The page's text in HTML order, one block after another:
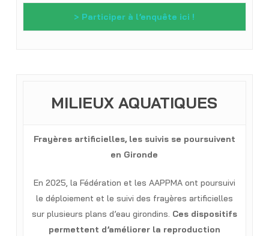
> Participer à l’enquête ici !
MILIEUX AQUATIQUES
Frayères artificielles, les suivis se poursuivent
en Gironde
En 2025, la Fédération et les AAPPMA ont poursuivi
le déploiement et le suivi des frayères artificielles
sur plusieurs plans d’eau girondins. Ces dispositifs
permettent d’améliorer la reproduction